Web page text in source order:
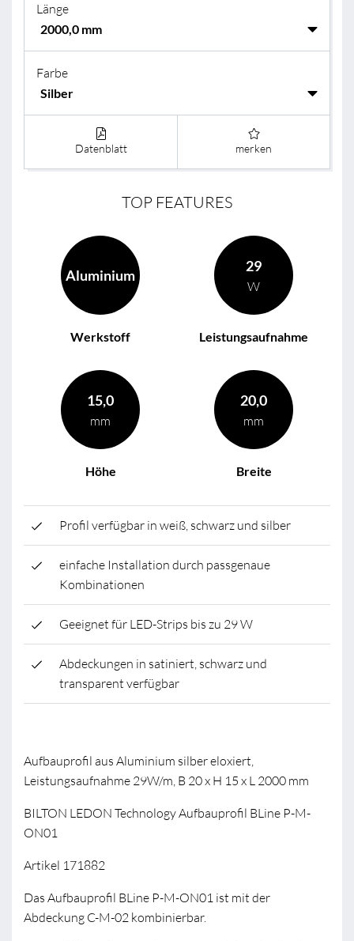
Länge
Farbe
Datenblatt merken
TOP FEATURES
Aluminium
Werkstoff
29
W
Leistungsaufnahme
15,0
mm
Höhe
20,0
mm
Breite
Profil verfügbar in weiß, schwarz und silber
einfache Installation durch passgenaue
Kombinationen
Geeignet für LED-Strips bis zu 29 W
Abdeckungen in satiniert, schwarz und
transparent verfügbar
Aufbauprofil aus Aluminium silber eloxiert,
Leistungsaufnahme 29W/m, B 20 x H 15 x L 2000 mm
BILTON LEDON Technology Aufbauprofil BLine P-M-
ON01
Artikel 171882
Das Aufbauprofil BLine P-M-ON01 ist mit der
Abdeckung C-M-02 kombinierbar.